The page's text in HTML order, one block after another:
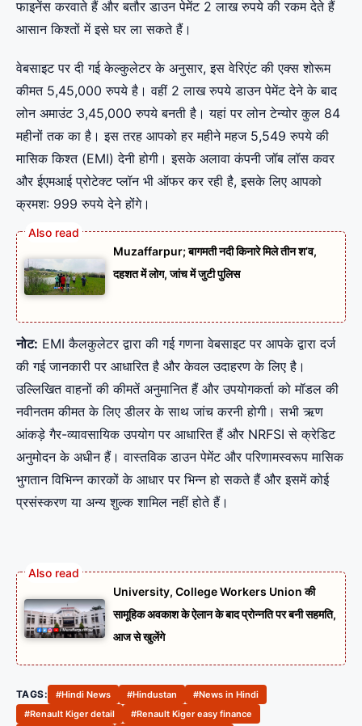
फाइनेंस करवाते हैं और बतौर डाउन पेमेंट 2 लाख रुपये की रकम देते हैं
आसान किश्तों में इसे घर ला सकते हैं।
वेबसाइट पर दी गई केल्कुलेटर के अनुसार, इस वेरिएंट की एक्स शोरूम
कीमत 5,45,000 रुपये है। वहीं 2 लाख रुपये डाउन पेमेंट देने के बाद
लोन अमाउंट 3,45,000 रुपये बनती है। यहां पर लोन टेन्योर कुल 84
महीनों तक का है। इस तरह आपको हर महीने महज 5,549 रुपये की
मासिक किश्त (EMI) देनी होगी। इसके अलावा कंपनी जॉब लॉस कवर
और ईएमआई प्रोटेक्ट प्लॉन भी ऑफर कर रही है, इसके लिए आपको
क्रमश: 999 रुपये देने होंगे।
Muzaffarpur; बागमती नदी किनारे मिले तीन श’व,
दहशत में लोग, जांच में जुटी पुलिस
नोट: EMI कैलकुलेटर द्वारा की गई गणना वेबसाइट पर आपके द्वारा दर्ज
की गई जानकारी पर आधारित है और केवल उदाहरण के लिए है।
उल्लिखित वाहनों की कीमतें अनुमानित हैं और उपयोगकर्ता को मॉडल की
नवीनतम कीमत के लिए डीलर के साथ जांच करनी होगी। सभी ऋण
आंकड़े गैर-व्यावसायिक उपयोग पर आधारित हैं और NRFSI से क्रेडिट
अनुमोदन के अधीन हैं। वास्तविक डाउन पेमेंट और परिणामस्वरूप मासिक
भुगतान विभिन्न कारकों के आधार पर भिन्न हो सकते हैं और इसमें कोई
प्रसंस्करण या अन्य शुल्क शामिल नहीं होते हैं।
University, College Workers Union की
सामूहिक अवकाश के ऐलान के बाद प्रोन्नति पर बनी सहमति,
आज से खुलेंगे
TAGS: #Hindi News #Hindustan
#News in Hindi
#Renault Kiger detail
#Renault Kiger easy finance